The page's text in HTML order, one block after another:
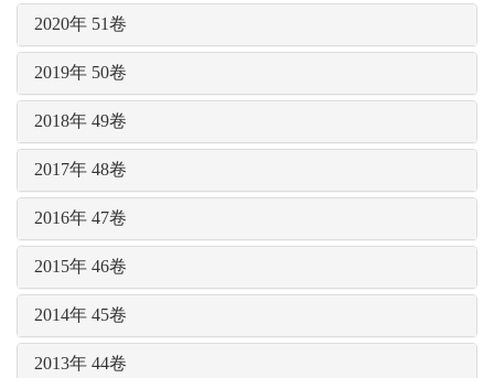
2020年 51卷
2019年 50卷
2018年 49卷
2017年 48卷
2016年 47卷
2015年 46卷
2014年 45卷
2013年 44卷